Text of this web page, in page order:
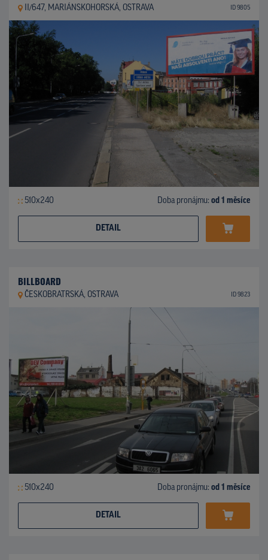
II/647, MARIÁNSKOHORSKÁ, OSTRAVA ID 9805
510x240 Doba pronájmu: od 1 měsíce
DETAIL
BILLBOARD
ČESKOBRATRSKÁ, OSTRAVA ID 9823
510x240 Doba pronájmu: od 1 měsíce
DETAIL